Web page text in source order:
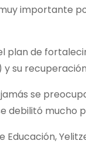
importante
plan de
su
se
debilitó